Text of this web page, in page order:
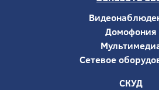
Домофония
Сетевое
СКУД